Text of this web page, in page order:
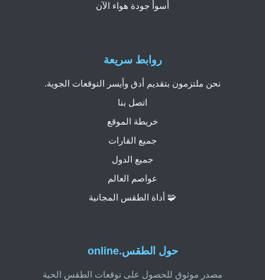
حول الطقس.online
مصدر موثوق للحصول على توقعات الطقس الحية
روابط سريعة
نحن ملتزمون بتقديم أدق وأيسر التوقعات الجوية.
اتصل بنا
خريطة الموقع
جميع القارات
جميع الدول
عواصم العالم
🧩 أداة الطقس المجانية
أسوأ جودة هواء الآن